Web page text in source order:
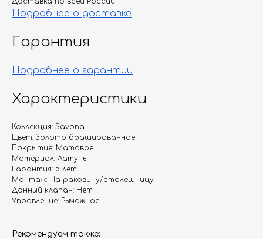
Подробнее о доставке.
Гарантия
Подробнее о гарантии.
Характеристики
Коллекция: Savona
Цвет: Золото брашированное
Покрытие: Матовое
Материал: Латунь
Гарантия: 5 лет
Монтаж: На раковину/столешницу
Донный клапан: Нет
Управление: Рычажное
Рекомендуем также: